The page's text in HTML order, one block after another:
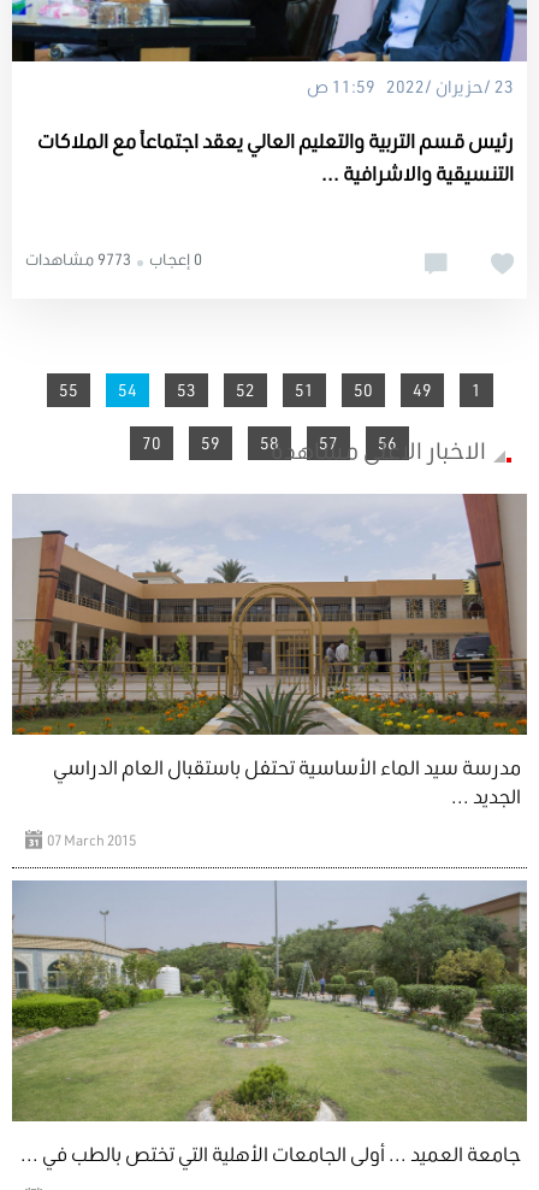
23 /حزيران /2022 11:59 ص
رئيس قسم التربية والتعليم العالي يعقد اجتماعاً مع الملاكات
التنسيقية والاشرافية ...
9773 مشاهدات 0 إعجاب
1
49
50
51
52
53
You're on page
54
55
56
57
58
59
70 الاخبار الاعلى مشاهدة
مدرسة سيد الماء الأساسية تحتفل باستقبال العام الدراسي
الجديد ...
07 March 2015
جامعة العميد ... أولى الجامعات الأهلية التي تختص بالطب في ...